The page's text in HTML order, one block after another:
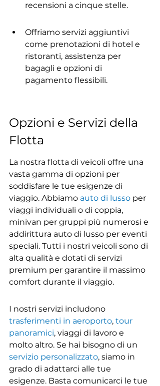
recensioni a cinque stelle.
Offriamo servizi aggiuntivi
come prenotazioni di hotel e
ristoranti, assistenza per
bagagli e opzioni di
pagamento flessibili.
Opzioni e Servizi della
Flotta
La nostra flotta di veicoli offre una
vasta gamma di opzioni per
soddisfare le tue esigenze di
viaggio. Abbiamo auto di lusso per
viaggi individuali o di coppia,
minivan per gruppi più numerosi e
addirittura auto di lusso per eventi
speciali. Tutti i nostri veicoli sono di
alta qualità e dotati di servizi
premium per garantire il massimo
comfort durante il viaggio.
I nostri servizi includono
trasferimenti in aeroporto, tour
panoramici, viaggi di lavoro e
molto altro. Se hai bisogno di un
servizio personalizzato, siamo in
grado di adattarci alle tue
esigenze. Basta comunicarci le tue